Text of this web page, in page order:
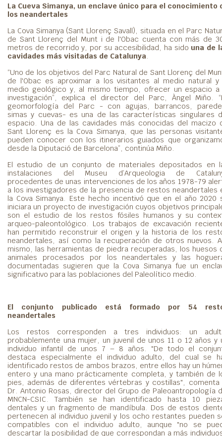
La Cueva Simanya, un enclave único para el conocimiento
los neandertales
La Cova Simanya (Sant Llorenç Savall), situada en el Parc
de Sant Llorenç del Munt i de l'Obac cuenta con más de
metros de recorrido y, por su accesibilidad, ha sido una de
cavidades más visitadas de Catalunya
“Uno de los objetivos del Parc Natural de Sant Llorenç del
de l'Obac es aproximar a los visitantes al medio natural y
medio geológico y, al mismo tiempo, ofrecer un espacio a
investigación”, explica el director del Parc, Àngel Miño.
geomorfología del Parc - con agujas, barrancos,
simas y cuevas- es una de las características singulares
espacio. Una de las cavidades más conocidas del macizo
Sant Llorenç es la Cova Simanya, que las personas
pueden conocer con los itinerarios guiados que
desde la Diputació de Barcelona”, continúa Miño.
El estudio de un conjunto de materiales depositados en
instalaciones del Museu d’Arqueologia de
procedentes de unas intervenciones de los años 1978-79
a los investigadores de la presencia de restos neandertales
la Cova Simanya. Este hecho incentivó que en el año 2020
iniciara un proyecto de investigación cuyos objetivos
son el estudio de los restos fósiles humanos y su
arqueo-paleontológico. Los trabajos de excavación
han permitido reconstruir el origen y la historia de los
neandertales, así como la recuperación de otros nuevos.
mismo, las herramientas de piedra recuperadas, los huesos
animales procesados por los neandertales y las
documentadas sugieren que la Cova Simanya fue un
significativo para las poblaciones del Paleolítico medio.
El conjunto publicado está formado por 54
neandertales
Los restos corresponden a tres individuos: un
probablemente una mujer, un juvenil de unos 11 o 12 años y
individuo infantil de unos 7 – 8 años. "De todo el
destaca especialmente el individuo adulto, del cual se
identificado restos de ambos brazos, entre ellos hay un
entero y una mano prácticamente completa, y también de
pies, además de diferentes vértebras y costillas", comenta
Dr. Antonio Rosas, director del Grupo de Paleoantropología
MNCN-CSIC. También se han identificado hasta 10
dentales y un fragmento de mandíbula. Dos de estos
pertenecen al individuo juvenil y los ocho restantes pueden
compatibles con el individuo adulto, aunque "no se
descartar la posibilidad de que correspondan a más